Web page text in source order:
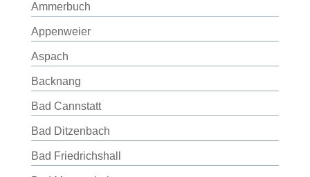
Ammerbuch
Appenweier
Aspach
Backnang
Bad Cannstatt
Bad Ditzenbach
Bad Friedrichshall